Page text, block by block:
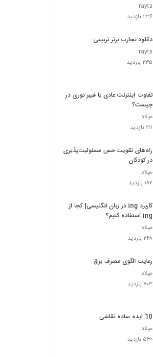
rayta
۲۳۶ بازدید
دانلود تجارب برتر تربیتی
rayta
۲۳۵ بازدید
تفاوت اینترنت عادی با فیبر نوری در
چیست؟
میلاد
۲۱۱ بازدید
راه‌های تقویت حس مسئولیت‌پذیری
در کودکان
میلاد
۱۸۷ بازدید
کاربرد ing در زبان انگلیسی| کجا از
ing استفاده کنیم؟
میلاد
۲۴۸ بازدید
رعایت الگوی مصرف برق
میلاد
۷۰۳ بازدید
10 ایده ساده نقاشی
میلاد
۵۳۰ بازدید